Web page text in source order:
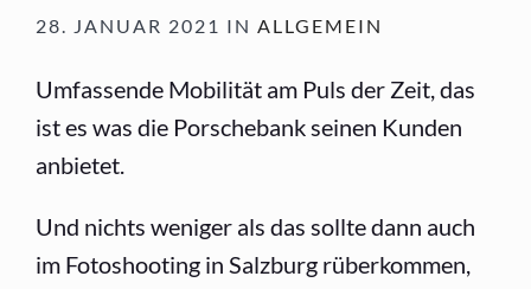
28. JANUAR 2021 IN ALLGEMEIN
Umfassende Mobilität am Puls der Zeit, das
ist es was die Porschebank seinen Kunden
anbietet.
Und nichts weniger als das sollte dann auch
im Fotoshooting in Salzburg rüberkommen,